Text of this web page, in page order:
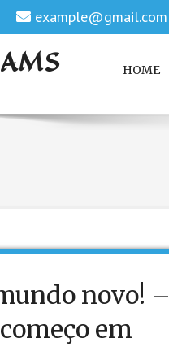
example@gmail.com
HOME
novo! –
em